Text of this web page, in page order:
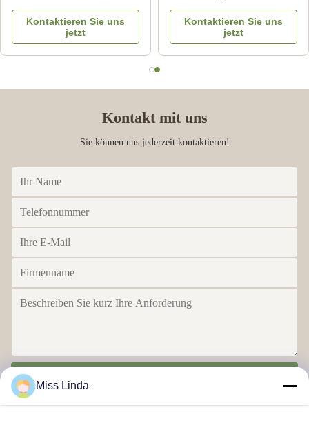
gefrorener Getränk-
Getränkemilch-
Fruchtcocktail
Kontaktieren Sie uns
jetzt
Machine With Coolings-
System
Kontaktieren Sie uns
jetzt
Kontakt mit uns
Sie können uns jederzeit kontaktieren!
Miss Linda